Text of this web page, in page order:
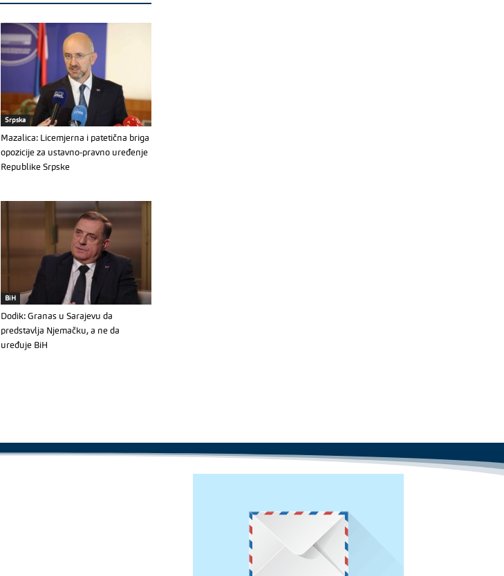
Srpska
Mazalica: Licemjerna i patetična briga
opozicije za ustavno-pravno uređenje
Republike Srpske
BiH
Dodik: Granas u Sarajevu da
predstavlja Njemačku, a ne da
uređuje BiH